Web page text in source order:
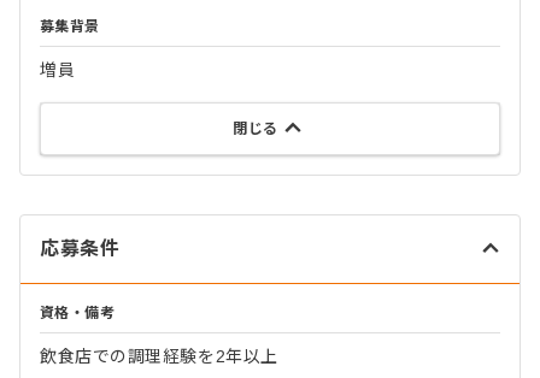
募集背景
増員
閉じる
応募条件
資格・備考
飲食店での調理経験を2年以上